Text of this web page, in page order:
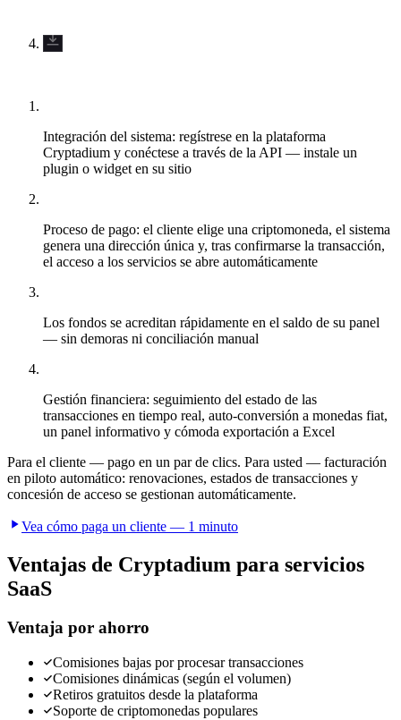
Integración del sistema: regístrese en la plataforma
Cryptadium y conéctese a través de la API — instale un
plugin o widget en su sitio
Proceso de pago: el cliente elige una criptomoneda, el sistema
genera una dirección única y, tras confirmarse la transacción,
el acceso a los servicios se abre automáticamente
Los fondos se acreditan rápidamente en el saldo de su panel
— sin demoras ni conciliación manual
Gestión financiera: seguimiento del estado de las
transacciones en tiempo real, auto-conversión a monedas fiat,
un panel informativo y cómoda exportación a Excel
Para el cliente — pago en un par de clics. Para usted — facturación
en piloto automático: renovaciones, estados de transacciones y
concesión de acceso se gestionan automáticamente.
Vea cómo paga un cliente — 1 minuto
Ventajas de Cryptadium para servicios
SaaS
Ventaja por ahorro
Comisiones bajas por procesar transacciones
Comisiones dinámicas (según el volumen)
Retiros gratuitos desde la plataforma
Soporte de criptomonedas populares